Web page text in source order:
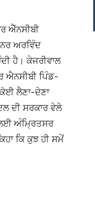
ਐੱਨਸੀਬੀ
ਅਰਵਿੰਦ
ਹੈ। ਕੇਜਰੀਵਾਲ
ਐਨਸੀਬੀ ਪਿੰਡ-
ਕੋਈ ਲੈਣਾ-ਦੇਣਾ
ਦੀ ਸਰਕਾਰ ਵੇਲੇ
ਲਈ ਅੰਮ੍ਰਿਤਸਰ
ਕਿ ਕੁਝ ਹੀ ਸਮੇਂ